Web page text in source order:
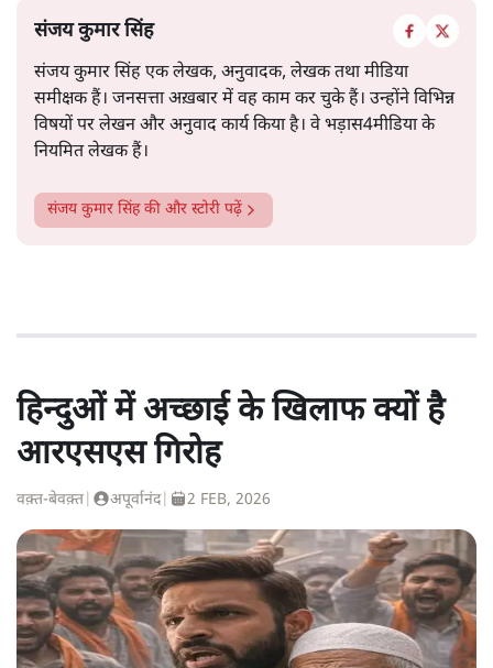
संजय कुमार सिंह
संजय कुमार सिंह एक लेखक, अनुवादक, लेखक तथा मीडिया
समीक्षक हैं। जनसत्ता अख़बार में वह काम कर चुके हैं। उन्होंने विभिन्न
विषयों पर लेखन और अनुवाद कार्य किया है। वे भड़ास4मीडिया के
नियमित लेखक हैं।
संजय कुमार सिंहकी और स्टोरी पढ़ें
हिन्दुओं में अच्छाई के खिलाफ क्यों है
आरएसएस गिरोह
वक़्त-बेवक़्त अपूर्वानंद| 2 FEB, 2026